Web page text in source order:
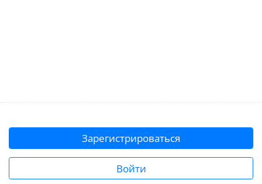
Зарегистрироваться
Войти